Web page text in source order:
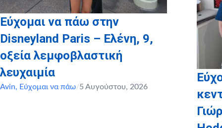
Εύχομαι να πάω στην
Disneyland Paris – Ελένη, 9,
οξεία λεμφοβλαστική
λευχαιμία
Avin, Εύχομαι να πάω/5 Αυγούστου, 2026